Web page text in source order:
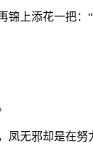
上添花一把
无邪却是在努